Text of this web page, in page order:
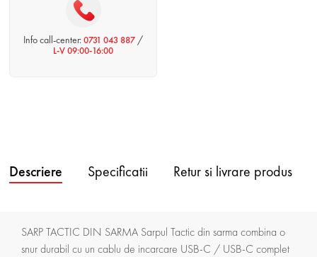
Info call-center:0731 043 887 /
L-V 09:00-16:00
Descriere Specificatii Retur si livrare produs
SARP TACTIC DIN SARMA Sarpul Tactic din sarma combina o
snur durabil cu un cablu de incarcare USB-C / USB-C complet